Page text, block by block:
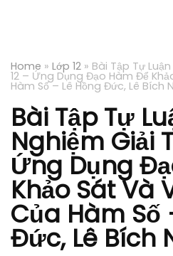
Home » Lớp 12 » Bài Tập Tự
12 – Ứng Dụng Đạo Hàm Để
Hàm Số – Lê Hồng Đức, Lê Bích
Bài Tập Tự
Nghiệm Giải
Ứng Dụng
Khảo Sát Và
Của Hàm Số
Đức, Lê Bích